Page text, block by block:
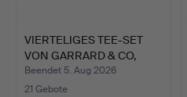
VIERTELIGES TEE-SET
VON GARRARD & CO,
VERS…
Beendet 5. Aug 2026
21 Gebote